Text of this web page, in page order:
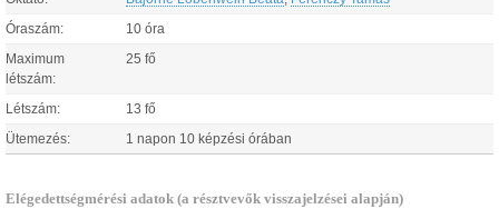
Óraszám: 10 óra
Maximum
létszám:
25 fő
Létszám: 13 fő
Ütemezés: 1 napon 10 képzési órában
Elégedettségmérési adatok (a résztvevők visszajelzései alapján)